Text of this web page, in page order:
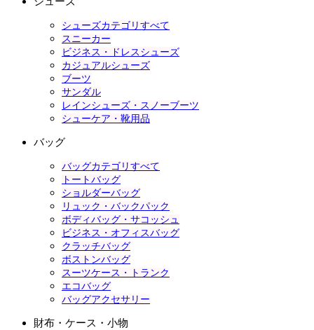
シューズカテゴリすべて
スニーカー
ビジネス・ドレスシューズ
カジュアルシューズ
ブーツ
サンダル
レインシューズ・スノーブーツ
シューケア・靴用品
バッグ
バッグカテゴリすべて
トートバッグ
ショルダーバッグ
リュック・バックパック
ボディバッグ・サコッシュ
ビジネス・オフィスバッグ
クラッチバッグ
ボストンバッグ
スーツケース・トランク
エコバッグ
バッグアクセサリー
財布・ケース・小物